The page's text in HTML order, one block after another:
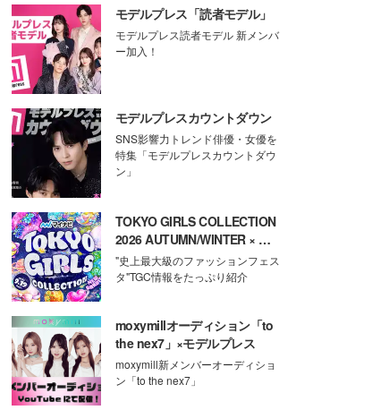
モデルプレス「読者モデル」
モデルプレス読者モデル 新メンバ
ー加入！
モデルプレスカウントダウン
SNS影響力トレンド俳優・女優を
特集「モデルプレスカウントダウ
ン」
TOKYO GIRLS COLLECTION
2026 AUTUMN/WINTER × モ
デルプレス
"史上最大級のファッションフェス
タ"TGC情報をたっぷり紹介
moxymillオーディション「to
the nex7」×モデルプレス
moxymill新メンバーオーディショ
ン「to the nex7」